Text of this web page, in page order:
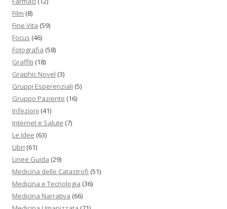
Film (8)
Fine Vita (59)
Focus (46)
Fotografia (58)
Graffiti (18)
Graphic Novel (3)
Gruppi Esperenziali (5)
Gruppo Paziente (16)
Infezioni (41)
Internet e Salute (7)
Le Idee (63)
Libri (61)
Linee Guida (29)
Medicina delle Catastrofi (51)
Medicina e Tecnologia (36)
Medicina Narrativa (66)